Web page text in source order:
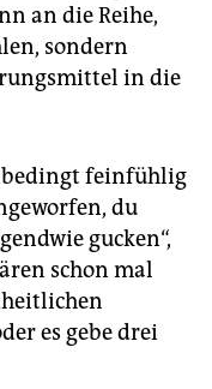
an die Reihe,
sondern
in die
feinfühlig
du
gucken“,
schon mal
es gebe drei